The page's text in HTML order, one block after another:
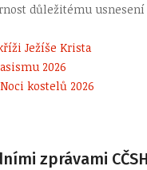
důležitému
Ježíše Krista
2026
kostelů 2026
zprávami